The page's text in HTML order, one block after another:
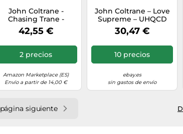
John Coltrane -
Chasing Trane -
Original Soundtrack
LP [Vinilo]
42,55 €
2 precios
Amazon Marketplace (ES)
Envío a partir de 14,00 €
John Coltrane – Love
Supreme – UHQCD
30,47 €
10 precios
ebay.es
sin gastos de envío
página siguiente